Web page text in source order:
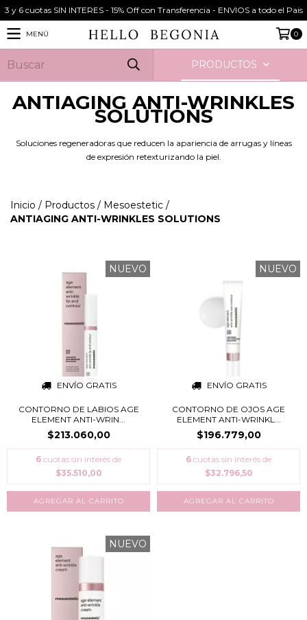
3 y 6 cuotas SIN INTERES - 15% Off con Transferencia - ENVIOS a todo el Pais
MENÚ 0
PRODUCTOS
ANTIAGING ANTI-WRINKLES
SOLUTIONS
Soluciones regeneradoras que reducen la apariencia de arrugas y líneas
de expresión retexturizando la piel.
Inicio / Productos / Mesoestetic /
ANTIAGING ANTI-WRINKLES SOLUTIONS
ENVÍO GRATIS
NUEVO
CONTORNO DE LABIOS AGE
ELEMENT ANTI-WRIN...
$213.060,00
6 cuotas sin interés de
$35.510,00
ENVÍO GRATIS
NUEVO
CONTORNO DE OJOS AGE
ELEMENT ANTI-WRINKL...
$196.779,00
6 cuotas sin interés de
$32.796,50
NUEVO